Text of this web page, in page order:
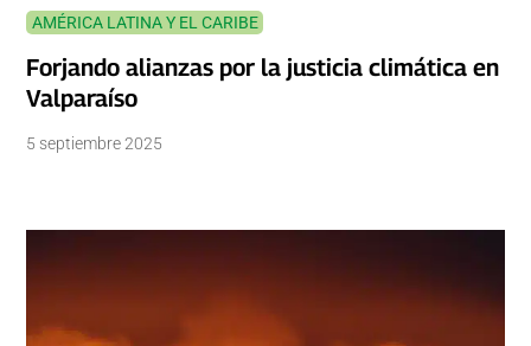
AMÉRICA LATINA Y EL CARIBE
Forjando alianzas por la justicia climática en
Valparaíso
5 septiembre 2025